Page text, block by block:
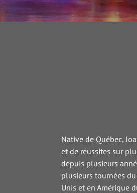
Native de Québec,
et de réussites sur
depuis plusieurs
plusieurs tournées
Unis et en Amérique